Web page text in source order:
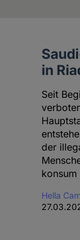
Artikel
in
Seit
der
konsum
Hella